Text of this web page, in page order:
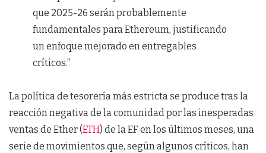
que 2025-26 serán probablemente
fundamentales para Ethereum, justificando
un enfoque mejorado en entregables
críticos.”
La política de tesorería más estricta se produce tras la
reacción negativa de la comunidad por las inesperadas
ventas de Ether (ETH) de la EF en los últimos meses, una
serie de movimientos que, según algunos críticos, han